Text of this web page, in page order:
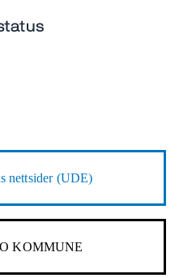
nettsider (UDE)
KOMMUNE